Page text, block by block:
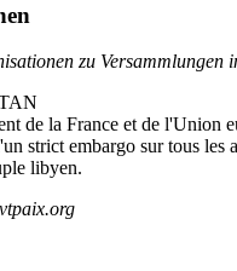
zu
de la France et de l'Union
strict embargo sur tous
libyen.